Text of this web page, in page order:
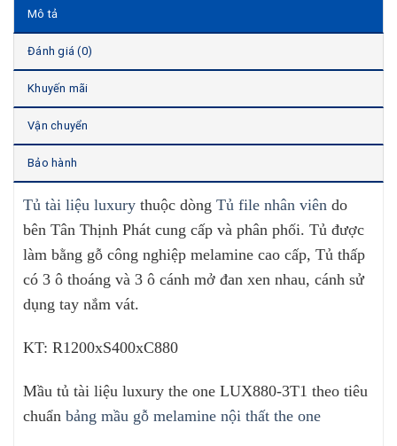
Mô tả
Đánh giá (0)
Khuyến mãi
Vận chuyển
Bảo hành
Tủ tài liệu luxury thuộc dòng Tủ file nhân viên do
bên Tân Thịnh Phát cung cấp và phân phối. Tủ được
làm bằng gỗ công nghiệp melamine cao cấp, Tủ thấp
có 3 ô thoáng và 3 ô cánh mở đan xen nhau, cánh sử
dụng tay nắm vát.
KT: R1200xS400xC880
Mầu tủ tài liệu luxury the one LUX880-3T1 theo tiêu
chuẩn bảng mầu gỗ melamine nội thất the one